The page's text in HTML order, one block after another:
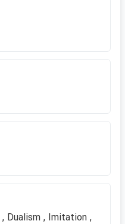
Dualism , Imitation ,